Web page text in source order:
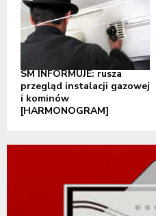
SM INFORMUJE: rusza
przegląd instalacji gazowej
i kominów
[HARMONOGRAM]